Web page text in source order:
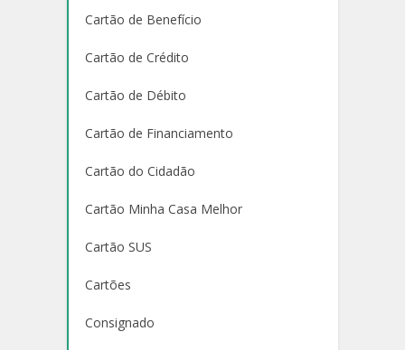
Cartão de Benefício
Cartão de Crédito
Cartão de Débito
Cartão de Financiamento
Cartão do Cidadão
Cartão Minha Casa Melhor
Cartão SUS
Cartões
Consignado